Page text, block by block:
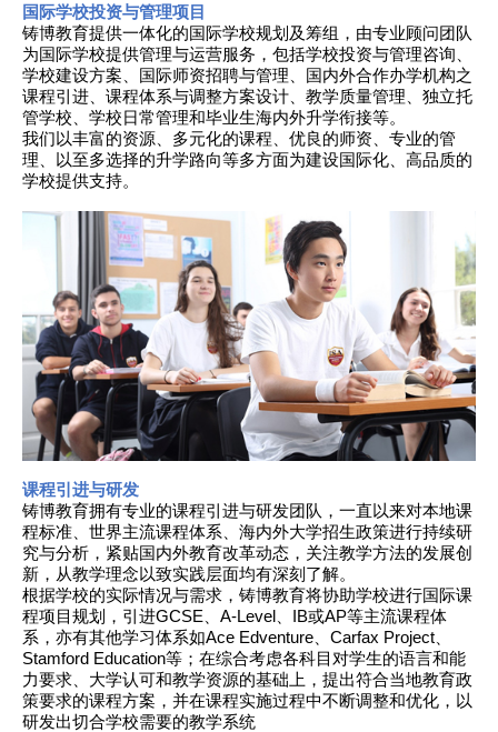
最新优惠
常见问题
联络我们
繁體 简体 EN
版权及免责声明
国际学校投资与管理项目
铸博教育提供一体化的国际学校规划及筹组，由专业顾问团队
为国际学校提供管理与运营服务，包括学校投资与管理咨询、
学校建设方案、国际师资招聘与管理、国内外合作办学机构之
课程引进、课程体系与调整方案设计、教学质量管理、独立托
管学校、学校日常管理和毕业生海内外升学衔接等。
我们以丰富的资源、多元化的课程、优良的师资、专业的管
理、以至多选择的升学路向等多方面为建设国际化、高品质的
学校提供​​支持。
课程引进与研发
铸博教育拥有专业的课程引进与研发团队，一直以来对本地课
程标准、世界主流课程体系、海内外大学招生政策进行持续研
究与分析，紧贴国内外教育改革动态，关注教学方法的发展创
新，从教学理念以致实践层面均有深刻了解。
根据学校的实际情况与需求，铸博教育将协助学校进行国际课
程项目规划，引进GCSE、A-Level、IB或AP等主流课程体
系，亦有其他学习体系如Ace Edventure、Carfax Project、
Stamford Education等；在综合考虑各科目对学生的语言和能
力要求、大学认可和教学资源的基础上，提出符合当地教育政
策要求的课程方案，并在课程实施过程中不断调整和优化，以
研发出切合学校需要的教学系统